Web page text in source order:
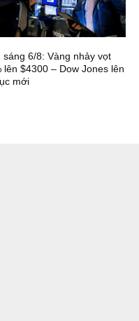
sáng 6/8: Vàng nhảy vọt
lên $4300 – Dow Jones lên
mới